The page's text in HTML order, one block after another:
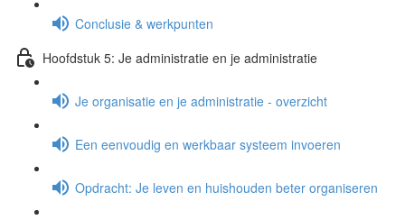
Conclusie & werkpunten
Hoofdstuk 5: Je administratie en je administratie
Je organisatie en je administratie - overzicht
Een eenvoudig en werkbaar systeem invoeren
Opdracht: Je leven en huishouden beter organiseren